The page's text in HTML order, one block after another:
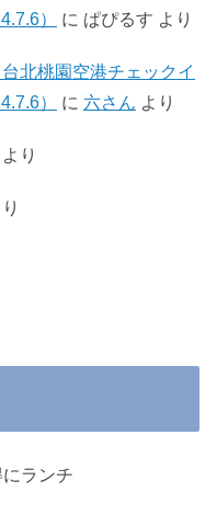
）
に ぱぴるす より
桃園空港チェックイ
）
に 六さん より
より
にランチ